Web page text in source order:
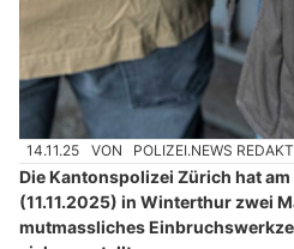
14.11.25 VON POLIZEI.NEWS
Die Kantonspolizei Zürich hat
(11.11.2025) in Winterthur zwei
mutmassliches